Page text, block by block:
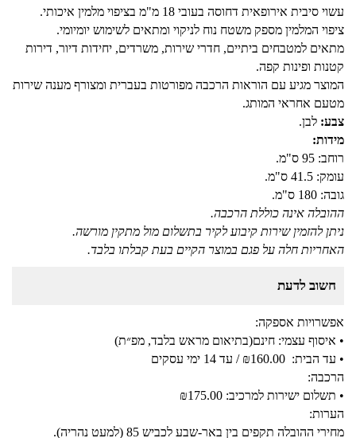
עשוי סיבית אירופאית דחוסה בעובי 18 מ"מ בציפוי מלמין איכותי.
ציפוי המלמין מספק משטח נוח לניקוי ומתאים לשימוש יומיומי.
מתאים למטבחים ביתיים, חדרי שירות, משרדים, יחידות דיור, דירות
קטנות ופינות קפה.
המוצר מגיע עם הוראות הרכבה מפורטות בעברית ומצורף מענה שירות
מטעם אחראי המותג.
צבע: לבן.
מידות:
רוחב: 95 ס"מ.
עומק: 41.5 ס"מ.
גובה: 180 ס"מ.
ההובלה אינה כוללת הרכבה.
ניתן להזמין שירות קיבוע לקיר בתשלום מול מתקין מורשה.
האחריות חלה על פגם במוצר הקיים בעת קבלתו בלבד.
חשוב לדעת
אפשרויות אספקה:
• איסוף עצמי: חינם(בתיאום מראש בלבד, מפ״ת)
• עד הבית: ₪160.00 / עד 14 ימי עסקים
הרכבה:
• תשלום ישירות למרכיב: ₪175.00
הערות:
מחירי ההובלה תקפים בין באר-שבע לכביש 85 (למעט נהריה).